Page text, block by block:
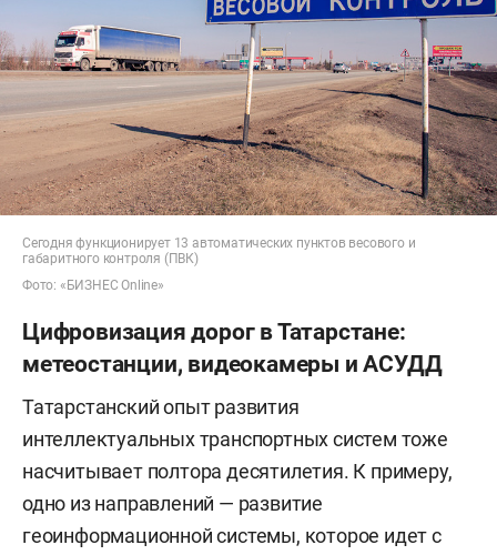
Сегодня функционирует 13 автоматических пунктов весового и
габаритного контроля (ПВК)
Фото: «БИЗНЕС Online»
Цифровизация дорог в Татарстане:
метеостанции, видеокамеры и АСУДД
Татарстанский опыт развития
интеллектуальных транспортных систем тоже
насчитывает полтора десятилетия. К примеру,
одно из направлений — развитие
геоинформационной системы, которое идет с